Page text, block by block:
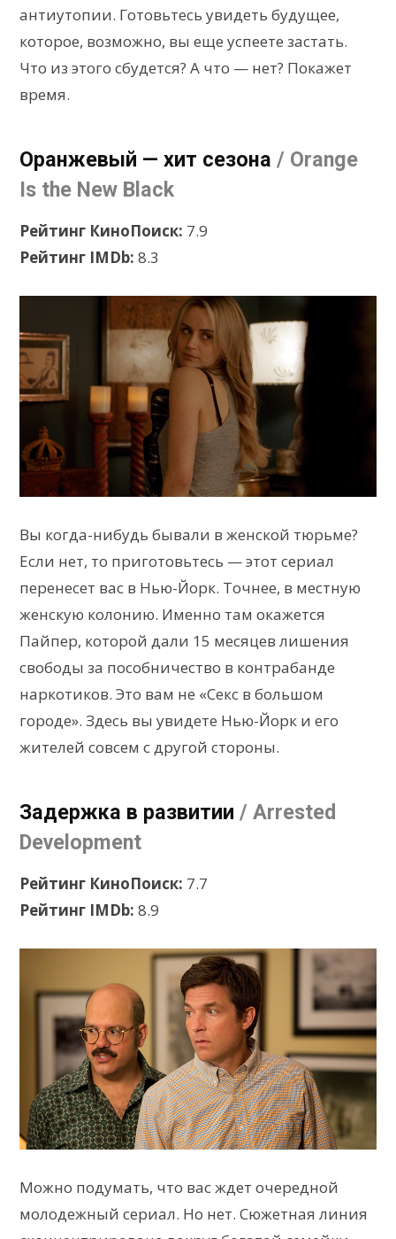
антиутопии. Готовьтесь увидеть будущее,
которое, возможно, вы еще успеете застать.
Что из этого сбудется? А что — нет? Покажет
время.
Оранжевый — хит сезона / Orange
Is the New Black
Рейтинг КиноПоиск: 7.9
Рейтинг IMDb: 8.3
Вы когда-нибудь бывали в женской тюрьме?
Если нет, то приготовьтесь — этот сериал
перенесет вас в Нью-Йорк. Точнее, в местную
женскую колонию. Именно там окажется
Пайпер, которой дали 15 месяцев лишения
свободы за пособничество в контрабанде
наркотиков. Это вам не «Секс в большом
городе». Здесь вы увидете Нью-Йорк и его
жителей совсем с другой стороны.
Задержка в развитии / Arrested
Development
Рейтинг КиноПоиск: 7.7
Рейтинг IMDb: 8.9
Можно подумать, что вас ждет очередной
молодежный сериал. Но нет. Сюжетная линия